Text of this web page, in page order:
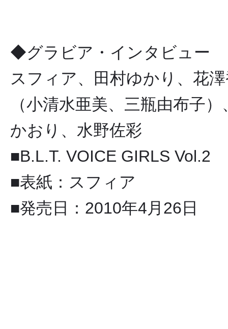
◆グラビア・インタビュー
スフィア、田村ゆかり、花
（小清水亜美、三瓶由布子
かおり、水野佐彩
■B.L.T. VOICE GIRLS Vol.2
■表紙：スフィア
■発売日：2010年4月26日